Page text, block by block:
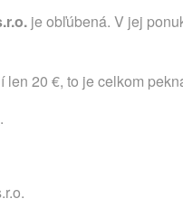
je obľúbená. V jej
20 €, to je celkom
.